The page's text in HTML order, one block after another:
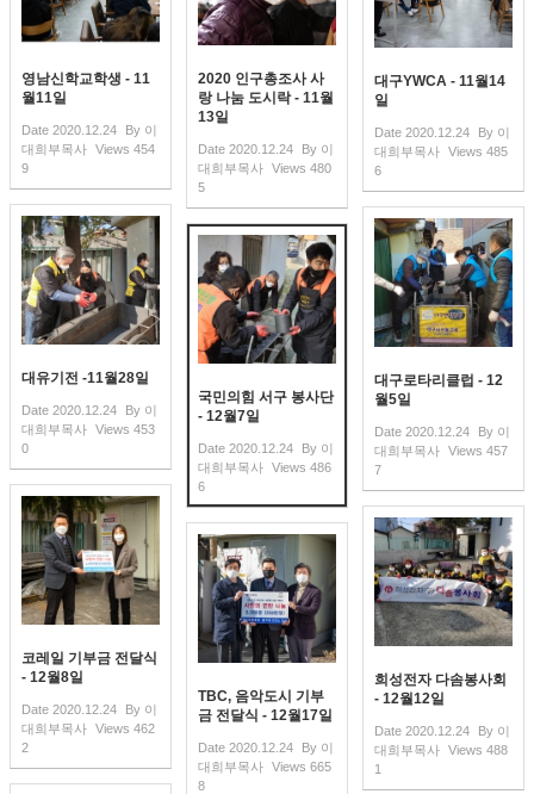
영남신학교학생 - 11
월11일
Date 2020.12.24 By 이
대희부목사 Views 454
9
2020 인구총조사 사
랑 나눔 도시락 - 11월
13일
Date 2020.12.24 By 이
대희부목사 Views 480
5
대구YWCA - 11월14
일
Date 2020.12.24 By 이
대희부목사 Views 485
6
대유기전 -11월28일
Date 2020.12.24 By 이
대희부목사 Views 453
0
대구로타리클럽 - 12
월5일
Date 2020.12.24 By 이
대희부목사 Views 457
7
국민의힘 서구 봉사단
- 12월7일
Date 2020.12.24 By 이
대희부목사 Views 486
6
코레일 기부금 전달식
- 12월8일
Date 2020.12.24 By 이
대희부목사 Views 462
2
희성전자 다솜봉사회
- 12월12일
Date 2020.12.24 By 이
대희부목사 Views 488
1
TBC, 음악도시 기부
금 전달식 - 12월17일
Date 2020.12.24 By 이
대희부목사 Views 665
8